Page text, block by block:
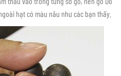
hạt có màu nâu như các bạn thấy.